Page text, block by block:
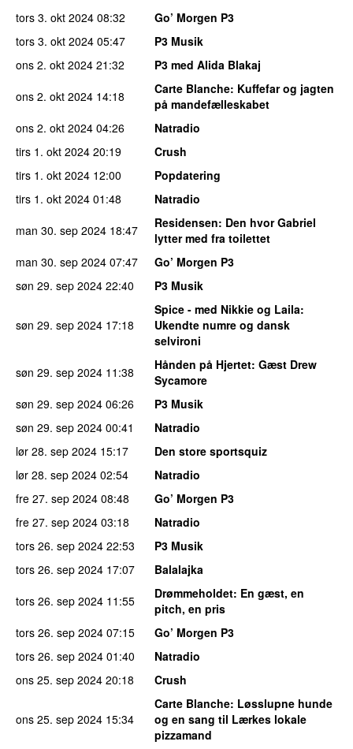
tors 3. okt 2024 08:32
Go’ Morgen P3
tors 3. okt 2024 05:47
P3 Musik
ons 2. okt 2024 21:32
P3 med Alida Blakaj
ons 2. okt 2024 14:18 Carte Blanche: Kuffefar og jagten
på mandefælleskabet
ons 2. okt 2024 04:26
Natradio
tirs 1. okt 2024 20:19
Crush
tirs 1. okt 2024 12:00
Popdatering
tirs 1. okt 2024 01:48
Natradio
man 30. sep 2024 18:47 Residensen: Den hvor Gabriel
lytter med fra toilettet
man 30. sep 2024 07:47
Go’ Morgen P3
søn 29. sep 2024 22:40 P3 Musik
søn 29. sep 2024 17:18
Spice - med Nikkie og Laila:
Ukendte numre og dansk
selvironi
søn 29. sep 2024 11:38 Hånden på Hjertet: Gæst Drew
Sycamore
søn 29. sep 2024 06:26
P3 Musik
søn 29. sep 2024 00:41
Natradio
lør 28. sep 2024 15:17
Den store sportsquiz
lør 28. sep 2024 02:54
Natradio
fre 27. sep 2024 08:48
Go’ Morgen P3
fre 27. sep 2024 03:18
Natradio
tors 26. sep 2024 22:53
P3 Musik
tors 26. sep 2024 17:07
Balalajka
tors 26. sep 2024 11:55 Drømmeholdet: En gæst, en
pitch, en pris
tors 26. sep 2024 07:15
Go’ Morgen P3
tors 26. sep 2024 01:40
Natradio
ons 25. sep 2024 20:18 Crush
ons 25. sep 2024 15:34
Carte Blanche: Løsslupne hunde
og en sang til Lærkes lokale
pizzamand